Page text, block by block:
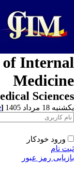
of
18 مرداد 1405 ]
ورود خودکار
نام
رمز عبور